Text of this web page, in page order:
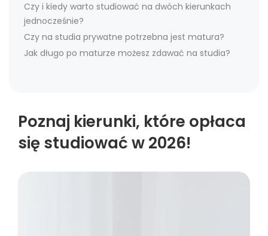
Czy i kiedy warto studiować na dwóch kierunkach
jednocześnie?
Czy na studia prywatne potrzebna jest matura?
Jak długo po maturze możesz zdawać na studia?
Poznaj kierunki, które opłaca
się studiować w 2026!